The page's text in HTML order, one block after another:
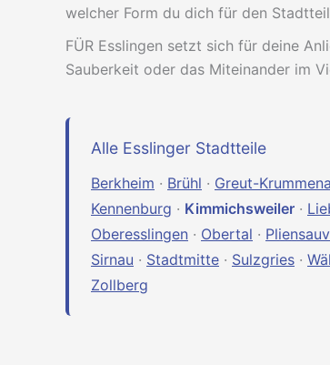
welcher Form du dich für den
FÜR Esslingen setzt sich für deine
Sauberkeit oder das Miteinander im
Alle Esslinger Stadtteile
Berkheim · Brühl · Greut-
Kennenburg · Kimmichsweiler ·
Oberesslingen · Obertal ·
Sirnau · Stadtmitte · Sulzgries ·
Zollberg